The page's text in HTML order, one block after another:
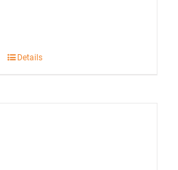
Details